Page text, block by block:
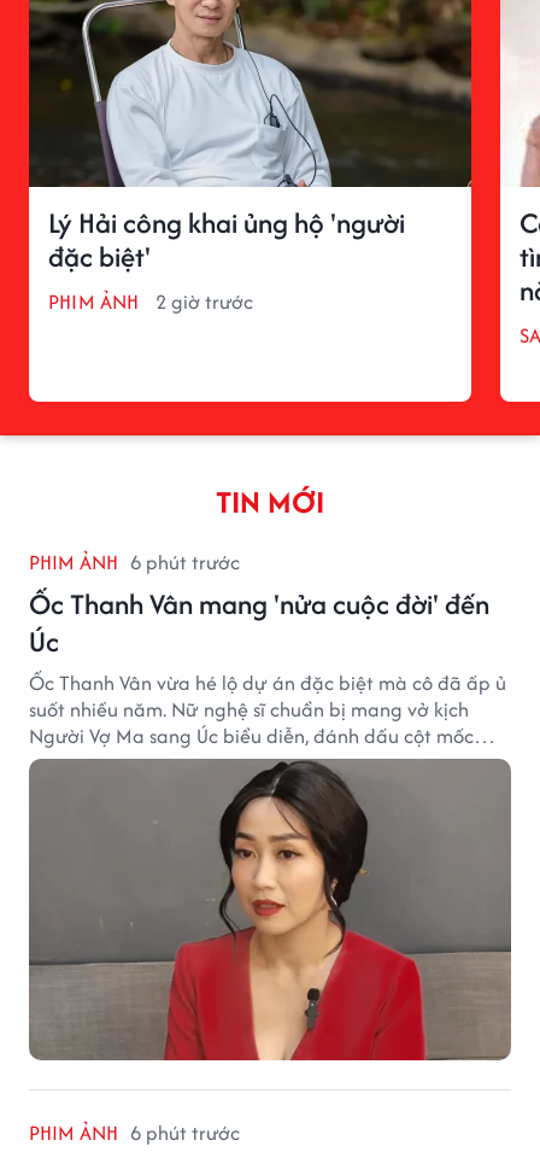
Lý Hải công khai ủng hộ 'người
đặc biệt'
PHIM ẢNH 2 giờ trước
TIN MỚI
PHIM ẢNH 6 phút trước
Ốc Thanh Vân mang 'nửa cuộc đời' đến
Úc
Ốc Thanh Vân vừa hé lộ dự án đặc biệt mà cô đã ấp ủ
suốt nhiều năm. Nữ nghệ sĩ chuẩn bị mang vở kịch
Người Vợ Ma sang Úc biểu diễn, đánh dấu cột mốc
đáng nhớ trong hành trình làm nghề.
PHIM ẢNH 6 phút trước